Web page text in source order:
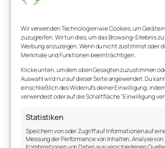
Wir verwenden Technologien wie Cookies, um
zuzugreifen. Wir tun dies, um das Browsing-Erlebnis
Werbung anzuzeigen. Wenn du nicht zustimmst oder
Merkmale und Funktionen beeinträchtigen.
Klicke unten, um dem oben Gesagten zuzustimmen
Auswahl wird nur auf dieser Seite angewendet. Du
einschließlich des Widerrufs deiner Einwilligung,
verwendest oder auf die Schaltfläche "Einwilligung
Statistiken
Speichern von oder Zugriff auf Informationen auf
Messung der Performance von Inhalten, Analyse
Wie willst du vorgehen? Was sind